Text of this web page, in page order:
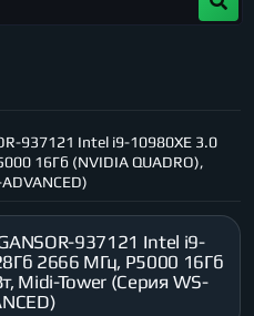
937121 Intel i9-10980XE 3.0
16Гб (NVIDIA QUADRO),
937121 Intel i9-
2666 МГц, P5000 16Гб
Midi-Tower (Серия WS-